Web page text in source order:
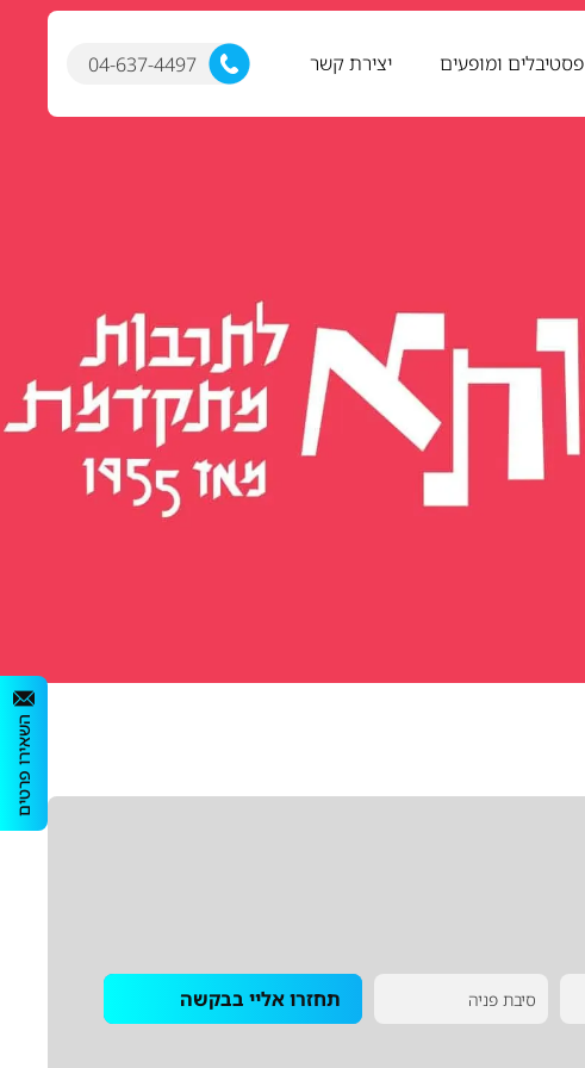
פסטיבלים ומופעים יצירת קשר 04-637-4497
השאירו פרטים
תחזרו אליי בבקשה